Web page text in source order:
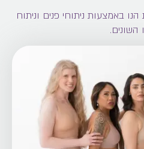
באמצעות ניתוחי פנים וניתוח
השונים.